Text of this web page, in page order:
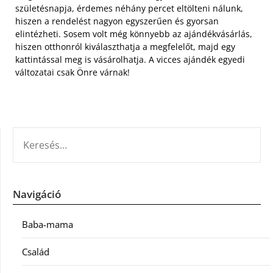
születésnapja, érdemes néhány percet eltölteni nálunk,
hiszen a rendelést nagyon egyszerűen és gyorsan
elintézheti. Sosem volt még könnyebb az ajándékvásárlás,
hiszen otthonról kiválaszthatja a megfelelőt, majd egy
kattintással meg is vásárolhatja. A vicces ajándék egyedi
változatai csak Önre várnak!
Navigáció
Baba-mama
Család